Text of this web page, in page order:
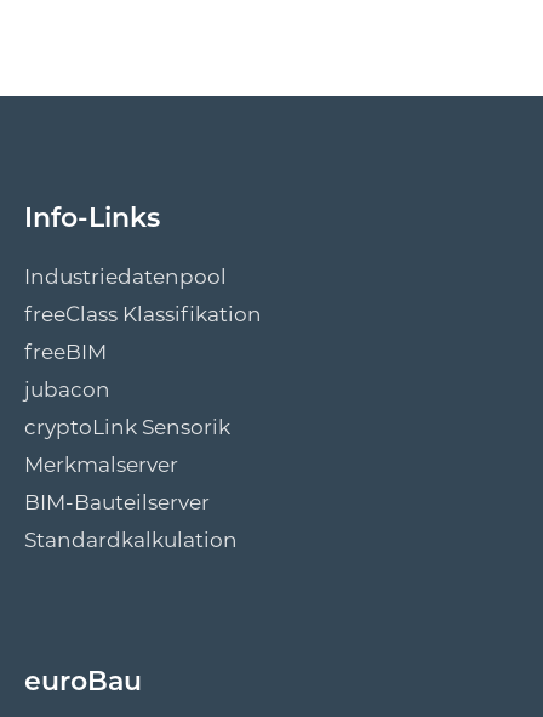
Info-Links
Industriedatenpool
freeClass Klassifikation
freeBIM
jubacon
cryptoLink Sensorik
Merkmalserver
BIM-Bauteilserver
Standardkalkulation
euroBau